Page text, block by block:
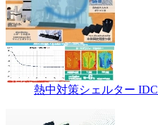
熱中対策シェルター